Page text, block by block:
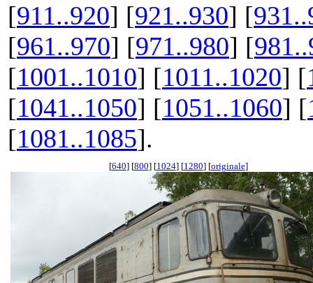
[911..920] [921..930] [
[961..970] [971..980] [
[1001..1010] [1011..1020] [
[1041..1050] [1051..1060] [
[1081..1085].
[640] [800] [1024] [1280] [originale]